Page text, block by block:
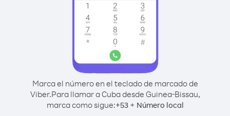
Marca el número en el teclado de marcado de
Viber.Para llamar a Cuba desde Guinea-Bissau,
marca como sigue:+53+ Número local